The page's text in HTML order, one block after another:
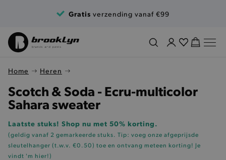
Gratis verzending vanaf €99
Home Heren
Scotch & Soda - Ecru-multicolor
Sahara sweater
Laatste stuks! Shop nu met 50% korting.
(geldig vanaf 2 gemarkeerde stuks. Tip: voeg onze afgeprijsde
sleutelhanger (t.w.v. €0.50) toe en ontvang meteen korting! Je
vindt 'm hier!)